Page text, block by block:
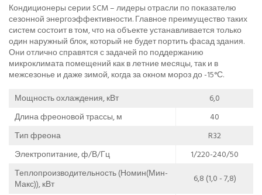
Кондиционеры серии SCM – лидеры отрасли по показателю
сезонной энергоэффективности. Главное преимущество таких
систем состоит в том, что на объекте устанавливается только
один наружный блок, который не будет портить фасад здания.
Они отлично справятся с задачей по поддержанию
микроклимата помещений как в летние месяцы, так и в
межсезонье и даже зимой, когда за окном мороз до -15°С.
Мощность охлаждения, кВт
6,0
Длина фреоновой трассы, м
40
Тип фреона
R32
Электропитание, ф/В/Гц
1/220-240/50
Теплопроизводительность (Номин(Мин-
Макс)), кВт
6,8 (1,0 - 7,8)